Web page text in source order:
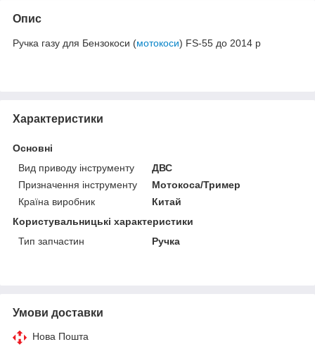
Опис
Ручка газу для Бензокоси (мотокоси) FS-55 до 2014 р
Характеристики
Основні
Вид приводу інструменту
ДВС
Призначення інструменту
Мотокоса/Тример
Країна виробник
Китай
Користувальницькі характеристики
Тип запчастин
Ручка
Умови доставки
Нова Пошта